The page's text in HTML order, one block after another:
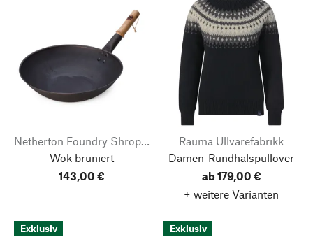
Netherton Foundry Shropshire
Wok brüniert
143,00 €
Rauma Ullvarefabrikk
Damen-Rundhalspullover
ab 179,00 €
+ weitere Varianten
Exklusiv Exklusiv